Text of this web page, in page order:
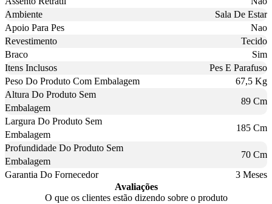
Ambiente
Sala De Estar
Apoio Para Pes
Nao
Revestimento
Tecido
Braco
Sim
Itens Inclusos
Pes E Parafuso
Peso Do Produto Com Embalagem
67,5 Kg
Altura Do Produto Sem
Embalagem
89 Cm
Largura Do Produto Sem
Embalagem
185 Cm
Profundidade Do Produto Sem
Embalagem
70 Cm
Garantia Do Fornecedor
3 Meses
Avaliações
O que os clientes estão dizendo sobre o produto